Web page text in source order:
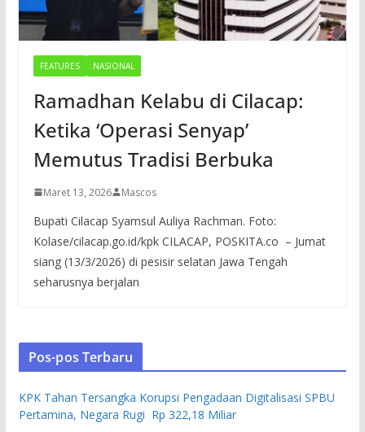
FEATURES NASIONAL
Ramadhan Kelabu di Cilacap:
Ketika ‘Operasi Senyap’
Memutus Tradisi Berbuka
Maret 13, 2026 Mascos
Bupati Cilacap Syamsul Auliya Rachman. Foto:
Kolase/cilacap.go.id/kpk CILACAP, POSKITA.co – Jumat
siang (13/3/2026) di pesisir selatan Jawa Tengah
seharusnya berjalan
Pos-pos Terbaru
KPK Tahan Tersangka Korupsi Pengadaan Digitalisasi SPBU
Pertamina, Negara Rugi Rp 322,18 Miliar